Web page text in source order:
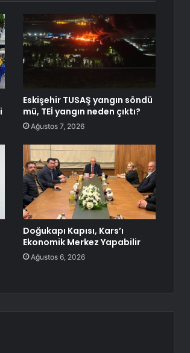
Eskişehir TUSAŞ yangın söndü
mü, TEİ yangın neden çıktı?
Ağustos 7, 2026
Doğukapı Kapısı, Kars’ı
Ekonomik Merkez Yapabilir
Ağustos 6, 2026